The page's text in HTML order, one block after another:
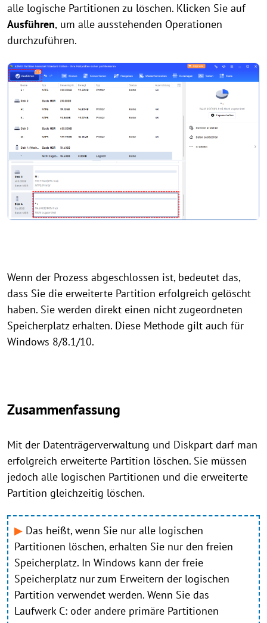
alle logische Partitionen zu löschen. Klicken Sie auf
Ausführen, um alle ausstehenden Operationen
durchzuführen.
Wenn der Prozess abgeschlossen ist, bedeutet das,
dass Sie die erweiterte Partition erfolgreich gelöscht
haben. Sie werden direkt einen nicht zugeordneten
Speicherplatz erhalten. Diese Methode gilt auch für
Windows 8/8.1/10.
Zusammenfassung
Mit der Datenträgerverwaltung und Diskpart darf man
erfolgreich erweiterte Partition löschen. Sie müssen
jedoch alle logischen Partitionen und die erweiterte
Partition gleichzeitig löschen.
▶ Das heißt, wenn Sie nur alle logischen
Partitionen löschen, erhalten Sie nur den freien
Speicherplatz. In Windows kann der freie
Speicherplatz nur zum Erweitern der logischen
Partition verwendet werden. Wenn Sie das
Laufwerk C: oder andere primäre Partitionen